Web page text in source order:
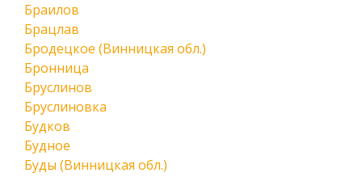
Браилов
Брацлав
Бродецкое (Винницкая обл.)
Бронница
Бруслинов
Бруслиновка
Будков
Будное
Буды (Винницкая обл.)